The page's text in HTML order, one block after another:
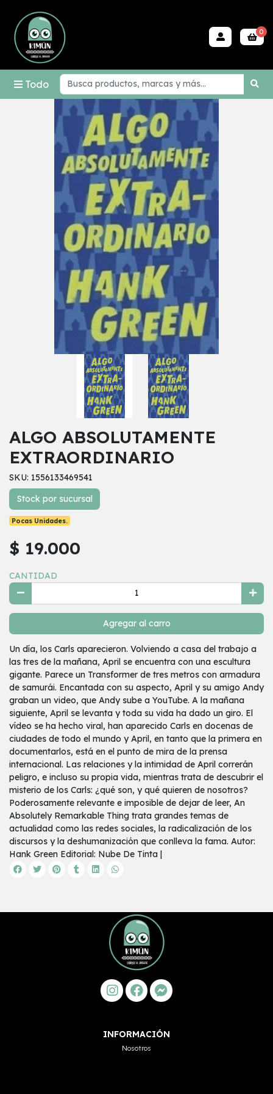
Todo
0
ALGO ABSOLUTAMENTE
EXTRAORDINARIO
SKU: 1556133469541
Stock por sucursal
Pocas Unidades.
$ 19.000
CANTIDAD
Agregar al carro
Un día, los Carls aparecieron. Volviendo a casa del trabajo a
las tres de la mañana, April se encuentra con una escultura
gigante. Parece un Transformer de tres metros con armadura
de samurái. Encantada con su aspecto, April y su amigo Andy
graban un video, que Andy sube a YouTube. A la mañana
siguiente, April se levanta y toda su vida ha dado un giro. El
vídeo se ha hecho viral, han aparecido Carls en docenas de
ciudades de todo el mundo y April, en tanto que la primera en
documentarlos, está en el punto de mira de la prensa
internacional. Las relaciones y la intimidad de April correrán
peligro, e incluso su propia vida, mientras trata de descubrir el
misterio de los Carls: ¿qué son, y qué quieren de nosotros?
Poderosamente relevante e imposible de dejar de leer, An
Absolutely Remarkable Thing trata grandes temas de
actualidad como las redes sociales, la radicalización de los
discursos y la deshumanización que conlleva la fama. Autor:
Hank Green Editorial: Nube De Tinta |
INFORMACIÓN
Nosotros